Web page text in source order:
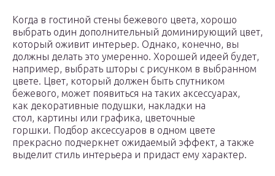
Когда в гостиной стены бежевого цвета, хорошо
выбрать один дополнительный доминирующий цвет,
который оживит интерьер. Однако, конечно, вы
должны делать это умеренно. Хорошей идеей будет,
например, выбрать шторы с рисунком в выбранном
цвете. Цвет, который должен быть спутником
бежевого, может появиться на таких аксессуарах,
как декоративные подушки, накладки на
стол, картины или графика, цветочные
горшки. Подбор аксессуаров в одном цвете
прекрасно подчеркнет ожидаемый эффект, а также
выделит стиль интерьера и придаст ему характер.